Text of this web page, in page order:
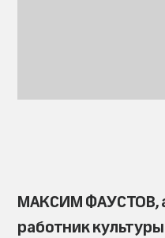
МАКСИМ ФАУСТОВ,
работник